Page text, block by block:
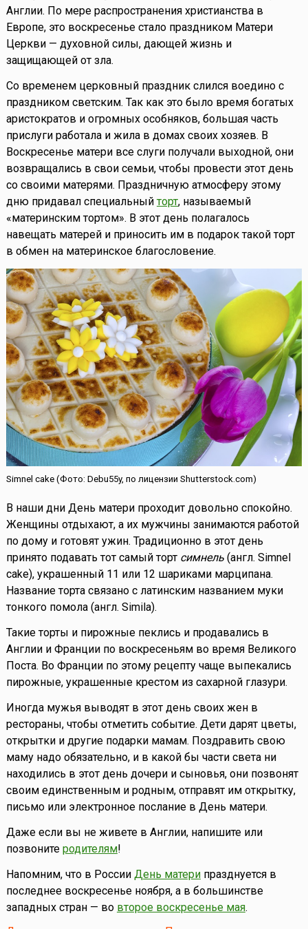
Англии. По мере распространения христианства в
Европе, это воскресенье стало праздником Матери
Церкви — духовной силы, дающей жизнь и
защищающей от зла.
Со временем церковный праздник слился воедино с
праздником светским. Так как это было время богатых
аристократов и огромных особняков, большая часть
прислуги работала и жила в домах своих хозяев. В
Воскресенье матери все слуги получали выходной, они
возвращались в свои семьи, чтобы провести этот день
со своими матерями. Праздничную атмосферу этому
дню придавал специальный торт, называемый
«материнским тортом». В этот день полагалось
навещать матерей и приносить им в подарок такой торт
в обмен на материнское благословение.
Simnel cake (Фото: Debu55y, по лицензии Shutterstock.com)
В наши дни День матери проходит довольно спокойно.
Женщины отдыхают, а их мужчины занимаются работой
по дому и готовят ужин. Традиционно в этот день
принято подавать тот самый торт симнель(англ. Simnel
cake), украшенный 11 или 12 шариками марципана.
Название торта связано с латинским названием муки
тонкого помола (англ. Simila).
Такие торты и пирожные пеклись и продавались в
Англии и Франции по воскресеньям во время Великого
Поста. Во Франции по этому рецепту чаще выпекались
пирожные, украшенные крестом из сахарной глазури.
Иногда мужья выводят в этот день своих жен в
рестораны, чтобы отметить событие. Дети дарят цветы,
открытки и другие подарки мамам. Поздравить свою
маму надо обязательно, и в какой бы части света ни
находились в этот день дочери и сыновья, они позвонят
своим единственным и родным, отправят им открытку,
письмо или электронное послание в День матери.
Даже если вы не живете в Англии, напишите или
позвоните родителям!
Напомним, что в России День материпразднуется в
последнее воскресенье ноября, а в большинстве
западных стран — во второе воскресенье мая.